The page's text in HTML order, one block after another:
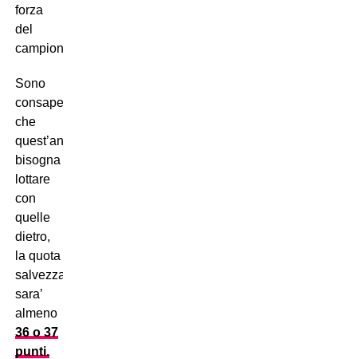
forza
del
campionato.
Sono
consapevole
che
quest’anno
bisogna
lottare
con
quelle
dietro,
la quota
salvezza
sara’
almeno
36 o 37
punti.